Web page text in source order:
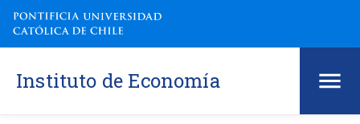
Instituto de Economía